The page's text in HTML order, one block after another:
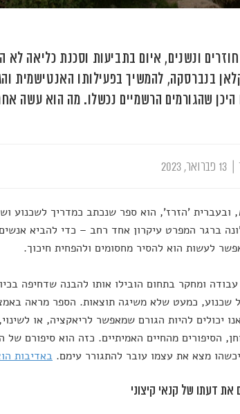
ונשנים, איום בתביעות וסכנת כליאה לא
בנברסקה, להמשיך בפעילותו האנטישמית
שהגורמים הרשמיים נכשלו. מה הוא עשה
, ובעברית 'הזרז', הוא ספר שנכתב כמדריך לשכנוע
ברגר המפרט עיקרון אחד רחב – כדי להביא
לעשות הוא להסיר מחסומים ולהפחית חיכוך.
ומחקר בתחום הובילו אותו להבנה שדחיפה
שכנוע, כמעט שלא משיגה תוצאות. הספר מראה
יכולים להיות הגורם שמאפשר לריאקציה, או
הסיפורים מהחיים האמיתיים. כזה הוא סיפורם של
מצא את עצמו עובר להתגורר עימם. באדיבות
את דעתו של קנאי קיצוני